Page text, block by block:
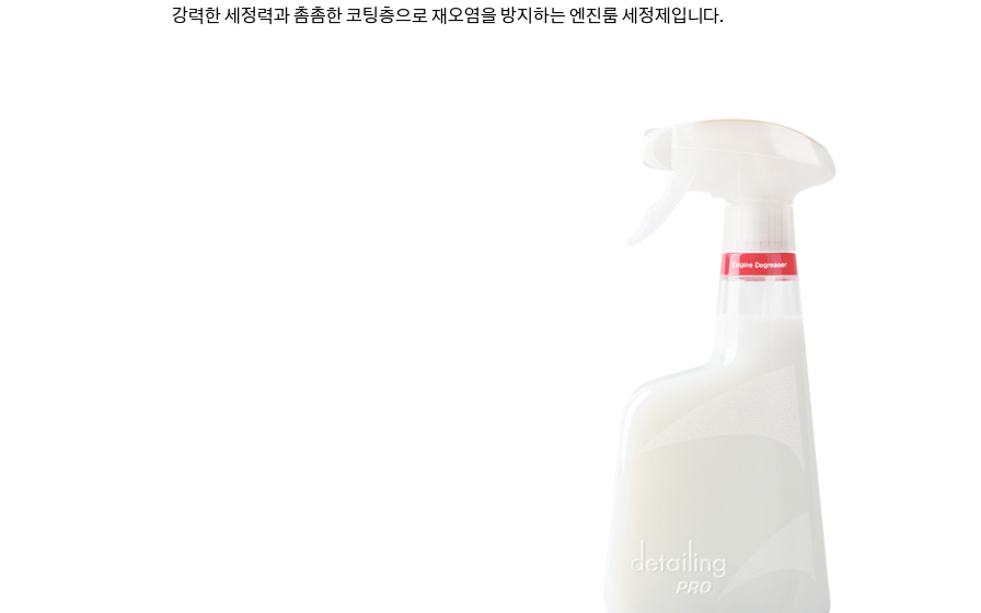
강력한 세정력과 촘촘한 코팅층으로 재오염을 방지하는 엔진룸 세정제입니다.